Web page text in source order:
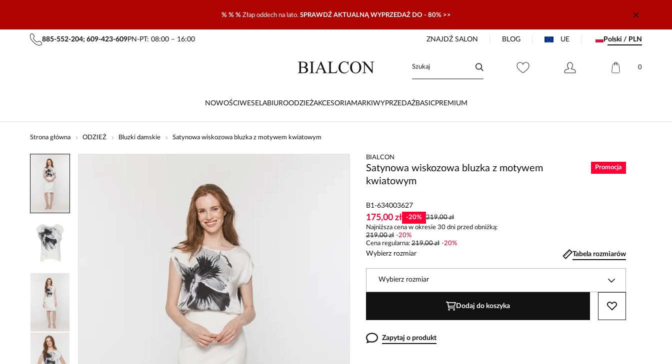
% % % Złap oddech na lato. SPRAWDŹ AKTUALNĄ WYPRZEDAŻ DO - 80% >>
885-552-204; 609-423-609PN-PT: 08:00 – 16:00 ZNAJDŹ SALON BLOG UE Polski / PLN
0
NOWOŚCI WESELABIUROODZIEŻAKCESORIAMARKI WYPRZEDAŻBASICPREMIUM
Strona główna ODZIEŻ Bluzki damskie Satynowa wiskozowa bluzka z motywem kwiatowym
BIALCON
Satynowa wiskozowa bluzka z motywem
kwiatowym
Promocja
B1-634003627
175,00 zł -20%
219,00 zł
Najniższa cena w okresie 30 dni przed obniżką:
219,00 zł -20%
Cena regularna: 219,00 zł -20%
Wybierz rozmiar Tabela rozmiarów
Wybierz rozmiar
Dodaj do koszyka
Zapytaj o produkt